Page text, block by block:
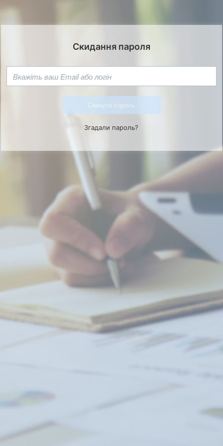
Скидання пароля
Скинути пароль
Згадали пароль?